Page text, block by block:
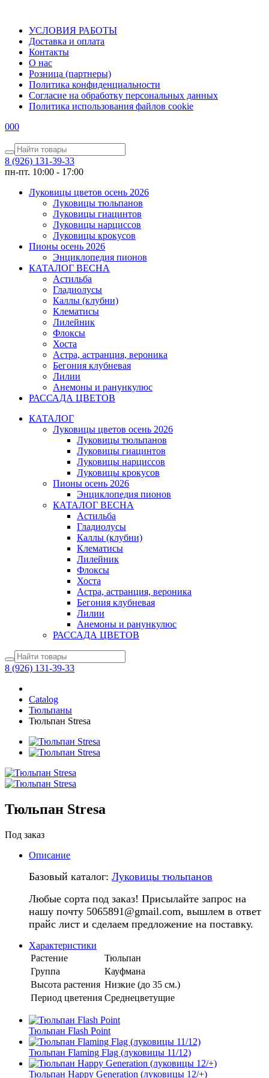
УСЛОВИЯ РАБОТЫ
Доставка и оплата
Контакты
О наc
Розница (партнеры)
Политика конфиденциальности
Согласие на обработку персональных данных
Политика использования файлов сookie
000
8 (926) 131-39-33
пн-пт. 10:00 - 17:00
Луковицы цветов осень 2026
Луковицы тюльпанов
Луковицы гиацинтов
Луковицы нарциссов
Луковицы крокусов
Пионы осень 2026
Энциклопедия пионов
КАТАЛОГ ВЕСНА
Астильба
Гладиолусы
Каллы (клубни)
Клематисы
Лилейник
Флоксы
Хоста
Астра, астранция, вероника
Бегония клубневая
Лилии
Анемоны и ранункулюс
РАССАДА ЦВЕТОВ
КАТАЛОГ
Луковицы цветов осень 2026
Луковицы тюльпанов
Луковицы гиацинтов
Луковицы нарциссов
Луковицы крокусов
Пионы осень 2026
Энциклопедия пионов
КАТАЛОГ ВЕСНА
Астильба
Гладиолусы
Каллы (клубни)
Клематисы
Лилейник
Флоксы
Хоста
Астра, астранция, вероника
Бегония клубневая
Лилии
Анемоны и ранункулюс
РАССАДА ЦВЕТОВ
8 (926) 131-39-33
Catalog
Тюльпаны
Тюльпан Stresa
Тюльпан Stresa
Под заказ
Описание
Базовый каталог: Луковицы тюльпанов
Любые сорта под заказ! Присылайте запрос на
нашу почту 5065891@gmail.com, вышлем в ответ
прайс лист и сделаем предложение на поставку.
Характеристики
Растение
Тюльпан
Группа
Кауфмана
Высота растения Низкие (до 35 см.)
Период цветения Среднецветущие
Тюльпан Flash Point
Тюльпан Flaming Flag (луковицы 11/12)
Тюльпан Happy Generation (луковицы 12/+)